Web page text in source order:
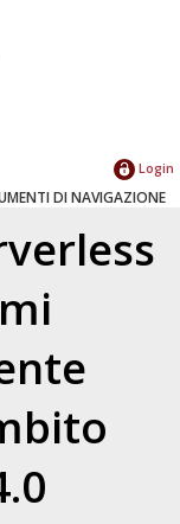
Login
DI NAVIGAZIONE